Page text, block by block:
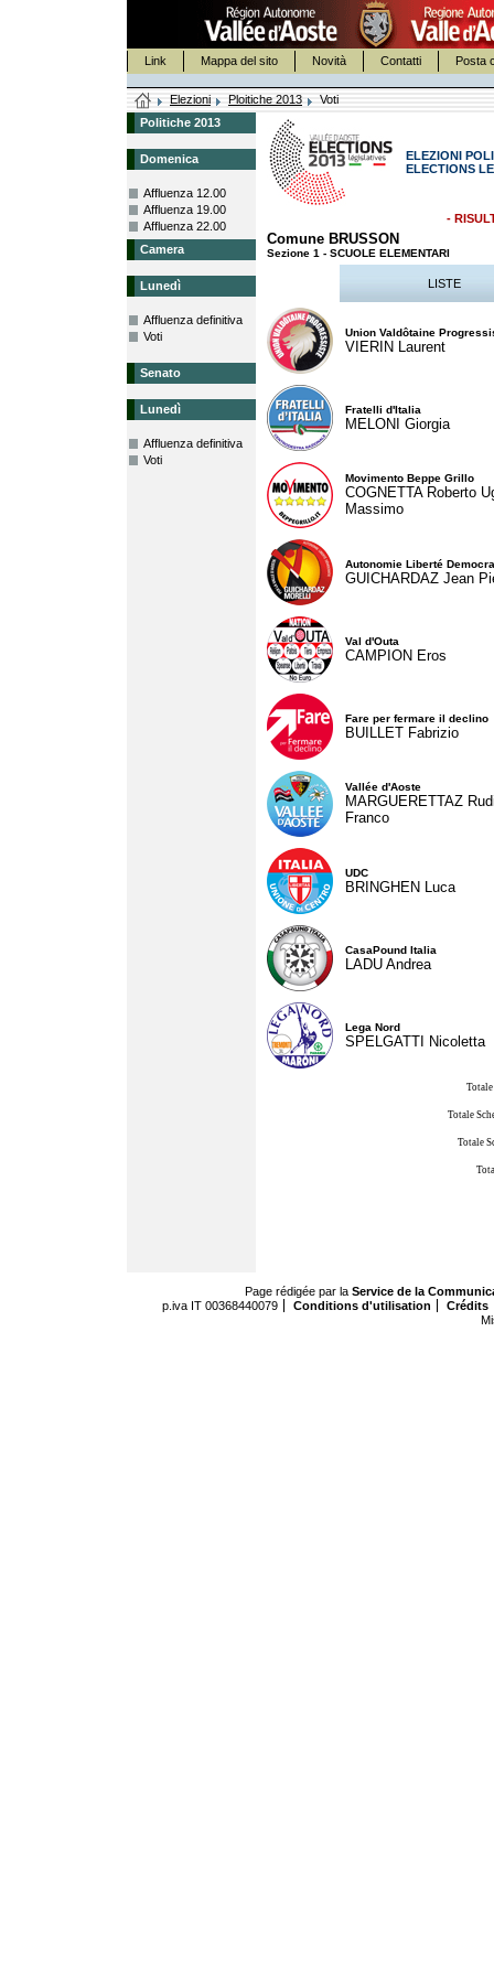
Link Mappa del sito Novità Contatti Posta
Elezioni Ploitiche 2013
Voti
Politiche 2013
Domenica
Affluenza 12.00
Affluenza 19.00
Affluenza 22.00
Camera
Lunedì
Affluenza definitiva
Voti
Senato
Lunedì
Affluenza definitiva
Voti
ELEZIONI
ELECTIONS
-
Comune BRUSSON
Sezione 1 - SCUOLE ELEMENTARI
LISTE
Union Valdôtaine
VIERIN Laurent
Fratelli d'Italia
MELONI Giorgia
Movimento Beppe Grillo
COGNETTA Roberto
Massimo
Autonomie Liberté
GUICHARDAZ Jean
Val d'Outa
CAMPION Eros
Fare per fermare il declino
BUILLET Fabrizio
Vallée d'Aoste
MARGUERETTAZ
Franco
UDC
BRINGHEN Luca
CasaPound Italia
LADU Andrea
Lega Nord
SPELGATTI Nicoletta
Totale
Totale
Page rédigée par la Service de la
p.iva IT 00368440079
Conditions d'utilisation
Crédits